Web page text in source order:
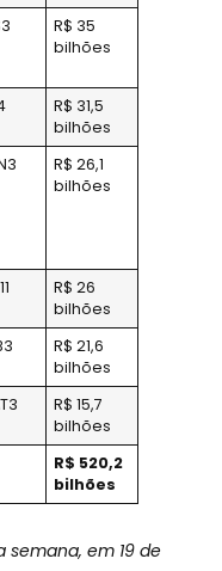
R$ 35
bilhões
R$ 31,5
bilhões
R$ 26,1
bilhões
R$ 26
bilhões
R$ 21,6
bilhões
R$ 15,7
bilhões
R$ 520,2
bilhões
em 19 de